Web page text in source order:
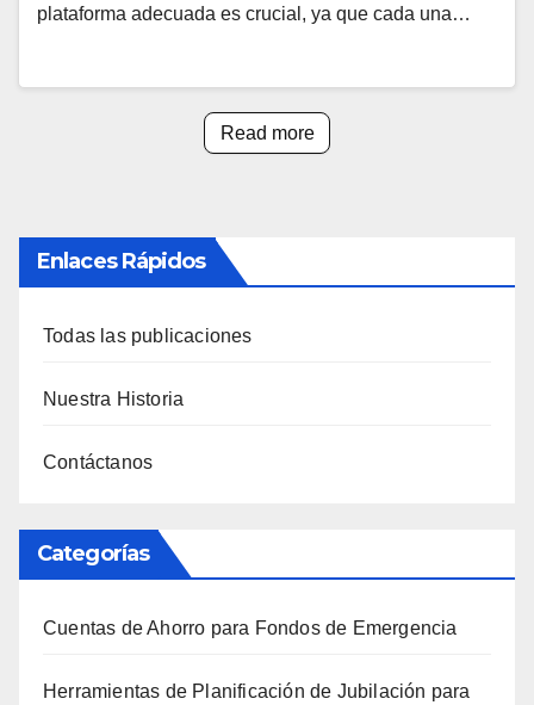
plataforma adecuada es crucial, ya que cada una…
Read more
Enlaces Rápidos
Todas las publicaciones
Nuestra Historia
Contáctanos
Categorías
Cuentas de Ahorro para Fondos de Emergencia
Herramientas de Planificación de Jubilación para